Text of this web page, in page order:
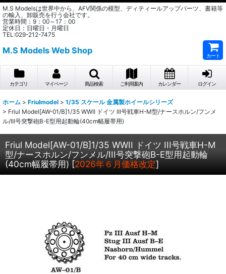
M.S Modelsは世界中から、AFV関係の模型、ディティールアップパーツ、書籍等
の輸入、卸販売を行う会社です。
営業時間：9：00～17：00
定休日：日曜日・月曜日
TEL:029-212-7475
M.S Models Web Shop
カート
カテゴリ マイページ 商品検索 ご利用案内 カレンダー ログイン
ホーム > Friulmodel > 1/35 スケール 金属製ホイールシリーズ
> Friul Model[AW-01/B]1/35 WWII ドイツ III号戦車H-M型/ナースホルン/フンメ
ル/III号突撃砲B-E型用起動輪(40cm幅履帯用)
Friul Model[AW-01/B]1/35 WWII ドイツ III号戦車H-M
型/ナースホルン/フンメル/III号突撃砲B-E型用起動輪
(40cm幅履帯用) [2026年６月価格改定]